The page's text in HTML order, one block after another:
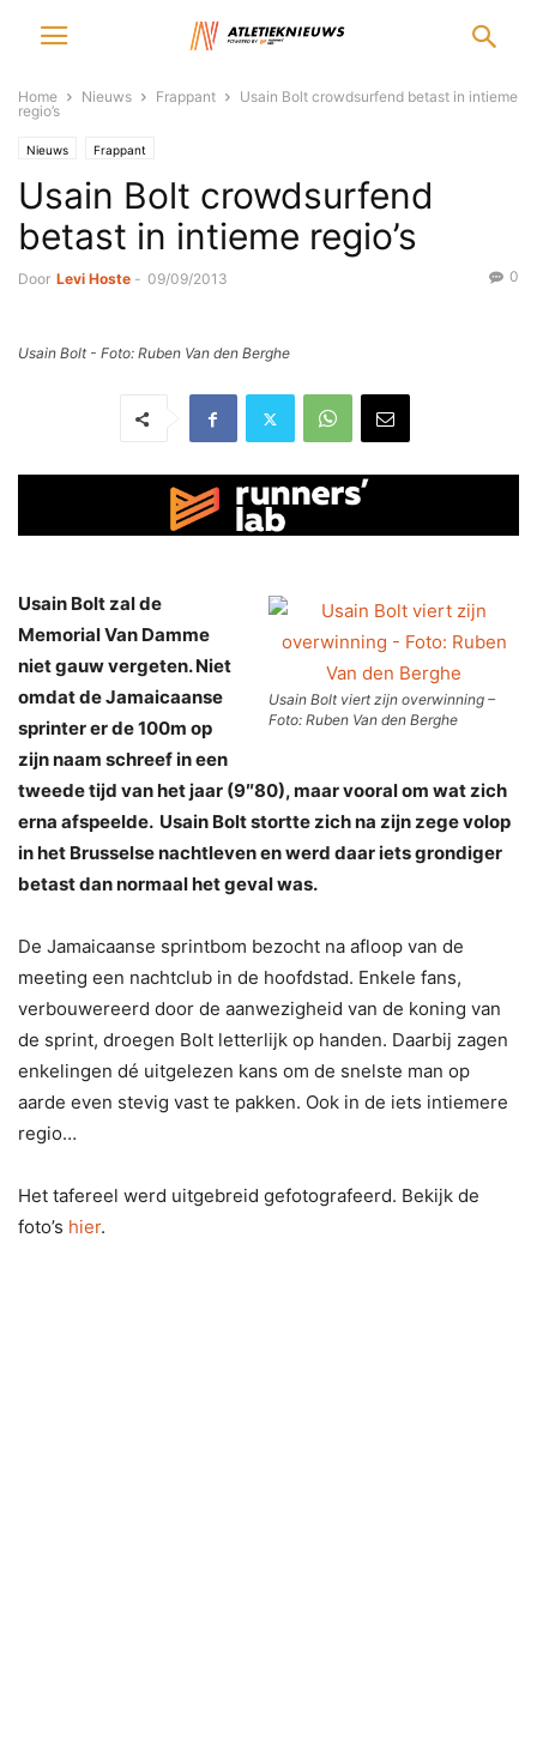
Home Nieuws Frappant
Usain Bolt crowdsurfend betast in intieme
regio’s
Nieuws Frappant
Usain Bolt crowdsurfend
betast in intieme regio’s
Door Levi Hoste - 09/09/2013 0
Usain Bolt - Foto: Ruben Van den Berghe
Usain Bolt viert zijn overwinning –
Foto: Ruben Van den Berghe
Usain Bolt zal de
Memorial Van Damme
niet gauw vergeten. Niet
omdat de Jamaicaanse
sprinter er de 100m op
zijn naam schreef in een
tweede tijd van het jaar (9″80), maar vooral om wat zich
erna afspeelde. Usain Bolt stortte zich na zijn zege volop
in het Brusselse nachtleven en werd daar iets grondiger
betast dan normaal het geval was.
De Jamaicaanse sprintbom bezocht na afloop van de
meeting een nachtclub in de hoofdstad. Enkele fans,
verbouwereerd door de aanwezigheid van de koning van
de sprint, droegen Bolt letterlijk op handen. Daarbij zagen
enkelingen dé uitgelezen kans om de snelste man op
aarde even stevig vast te pakken. Ook in de iets intiemere
regio…
Het tafereel werd uitgebreid gefotografeerd. Bekijk de
foto’s hier.